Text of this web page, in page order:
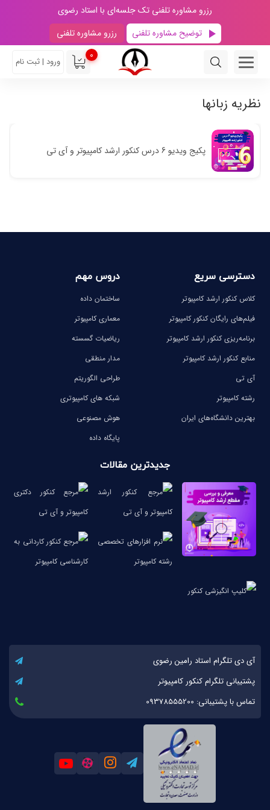
رزرو مشاوره تلفنی تک جلسه‌ای با استاد رضوی
توضیح مشاوره تلفنی
رزرو مشاوره تلفنی
0
ورود | ثبت نام
نظریه زبانها
پکیج ویدیو 6 درس کنکور ارشد کامپیوتر و آی تی
دسترسی سریع
کلاس کنکور ارشد کامپیوتر
فیلم‌های رایگان کنکور کامپیوتر
برنامه‌ریزی کنکور ارشد کامپیوتر
منابع کنکور ارشد کامپیوتر
آی تی
رشته کامپیوتر
بهترین دانشگاه‌های ایران
دروس مهم
ساختمان داده
معماری کامپیوتر
ریاضیات گسسته
مدار منطقی
طراحی الگوریتم
شبکه های کامپیوتری
هوش مصنوعی
پایگاه داده
جدیدترین مقالات
آی دی تلگرام استاد رامین رضوی
پشتیبانی تلگرام کنکور کامپیوتر
تماس با پشتیبانی: 09378555200